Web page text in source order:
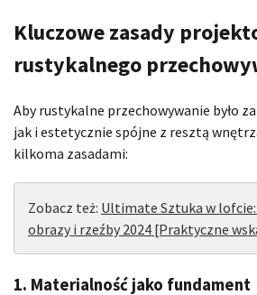
Kluczowe zasady
rustykalnego
Aby rustykalne przechowywanie było
jak i estetycznie spójne z resztą
kilkoma zasadami:
Zobacz też: Ultimate Sztuka w
obrazy i rzeźby 2024 [Praktyczne
1. Materialność jako fundament